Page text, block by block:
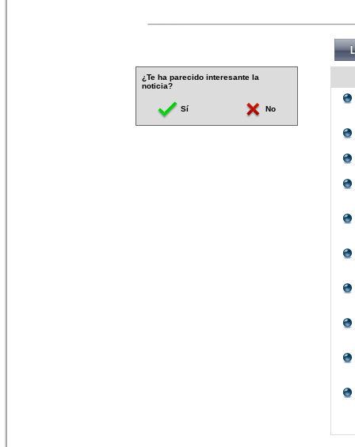
¿Te ha parecido interesante la
noticia?
Sí No